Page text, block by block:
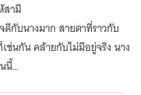
สามี
ดีกับนางมาก สายตาที่ราวกับ
ช่นกัน คล้ายกับไม่มีอยู่จริง นาง
นี้